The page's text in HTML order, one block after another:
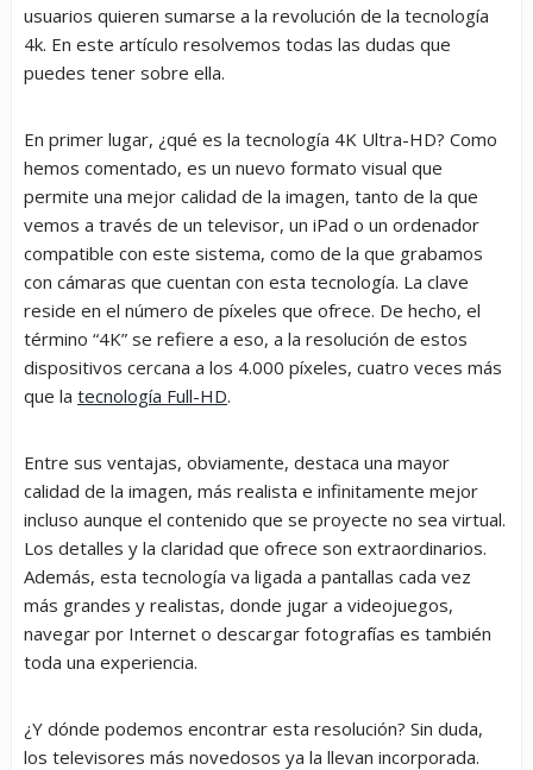
usuarios quieren sumarse a la revolución de la tecnología
4k. En este artículo resolvemos todas las dudas que
puedes tener sobre ella.
En primer lugar, ¿qué es la tecnología 4K Ultra-HD? Como
hemos comentado, es un nuevo formato visual que
permite una mejor calidad de la imagen, tanto de la que
vemos a través de un televisor, un iPad o un ordenador
compatible con este sistema, como de la que grabamos
con cámaras que cuentan con esta tecnología. La clave
reside en el número de píxeles que ofrece. De hecho, el
término “4K” se refiere a eso, a la resolución de estos
dispositivos cercana a los 4.000 píxeles, cuatro veces más
que la tecnología Full-HD.
Entre sus ventajas, obviamente, destaca una mayor
calidad de la imagen, más realista e infinitamente mejor
incluso aunque el contenido que se proyecte no sea virtual.
Los detalles y la claridad que ofrece son extraordinarios.
Además, esta tecnología va ligada a pantallas cada vez
más grandes y realistas, donde jugar a videojuegos,
navegar por Internet o descargar fotografías es también
toda una experiencia.
¿Y dónde podemos encontrar esta resolución? Sin duda,
los televisores más novedosos ya la llevan incorporada.